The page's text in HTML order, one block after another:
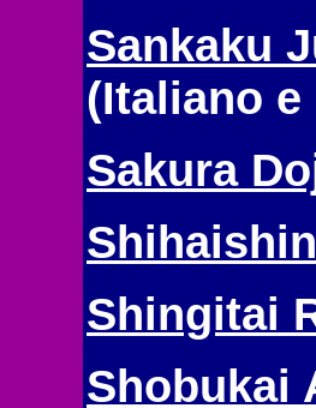
Sankaku
(Italiano e
Sakura
Shingitai
Shobukai